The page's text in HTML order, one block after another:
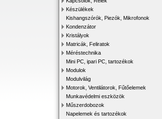
Készülékek
Kishangszórók, Piezók, Mikrofonok
Kondenzátor
Kristályok
Matricák, Feliratok
Méréstechnika
Mini PC, ipari PC, tartozékok
Modulok
Modulvilág
Motorok, Ventilátorok, Fűtőelemek
Munkavédelmi eszközök
Műszerdobozok
Napelemek és tartozékok